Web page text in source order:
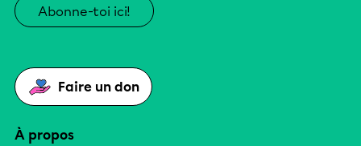
Abonne-toi ici!
Faire un don
À propos